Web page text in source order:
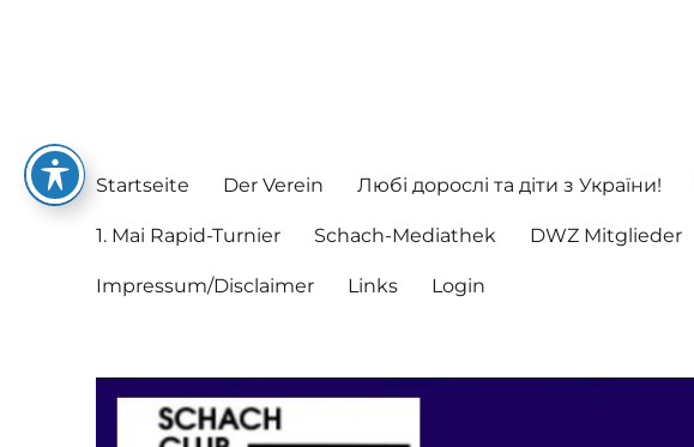
Startseite Der Verein Любі дорослі та діти з України!
1. Mai Rapid-Turnier Schach-Mediathek DWZ Mitglieder
Impressum/Disclaimer Links Login